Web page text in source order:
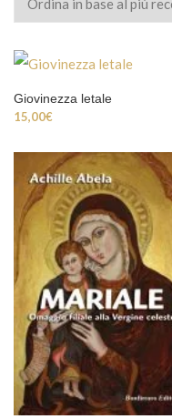
Giovinezza letale
15,00€